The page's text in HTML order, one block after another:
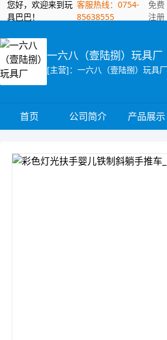
您好，欢迎来到玩
具巴巴！
客服热线：0754-
85638555
免费
注册
一六八（壹陆捌）玩具厂
首页 公司简介 产品展示